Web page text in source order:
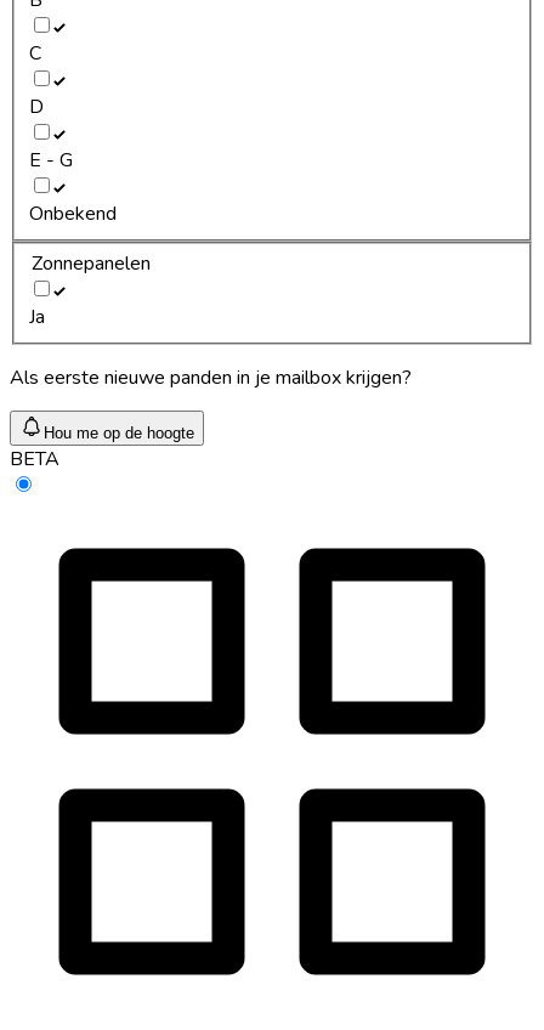
C
D
E - G
Onbekend
Zonnepanelen
Ja
Als eerste nieuwe panden in je mailbox krijgen?
Hou me op de hoogte
BETA